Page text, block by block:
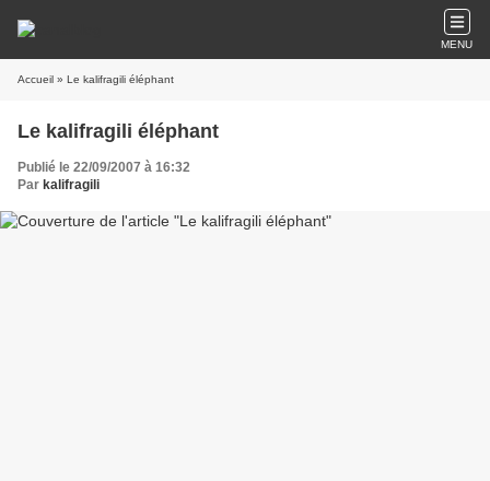
MENU
Accueil » Le kalifragili éléphant
Le kalifragili éléphant
Publié le 22/09/2007 à 16:32
Par kalifragili